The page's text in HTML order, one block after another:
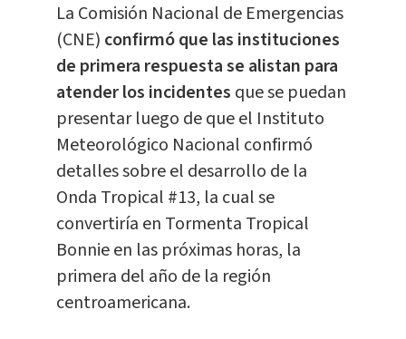
La Comisión Nacional de Emergencias
(CNE) confirmó que las instituciones
de primera respuesta se alistan para
atender los incidentes que se puedan
presentar luego de que el Instituto
Meteorológico Nacional confirmó
detalles sobre el desarrollo de la
Onda Tropical #13, la cual se
convertiría en Tormenta Tropical
Bonnie en las próximas horas, la
primera del año de la región
centroamericana.